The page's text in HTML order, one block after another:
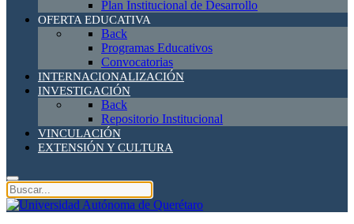
Plan Institucional de Desarrollo
OFERTA EDUCATIVA
Back
Programas Educativos
Convocatorias
INTERNACIONALIZACIÓN
INVESTIGACIÓN
Back
Repositorio Institucional
VINCULACIÓN
EXTENSIÓN Y CULTURA